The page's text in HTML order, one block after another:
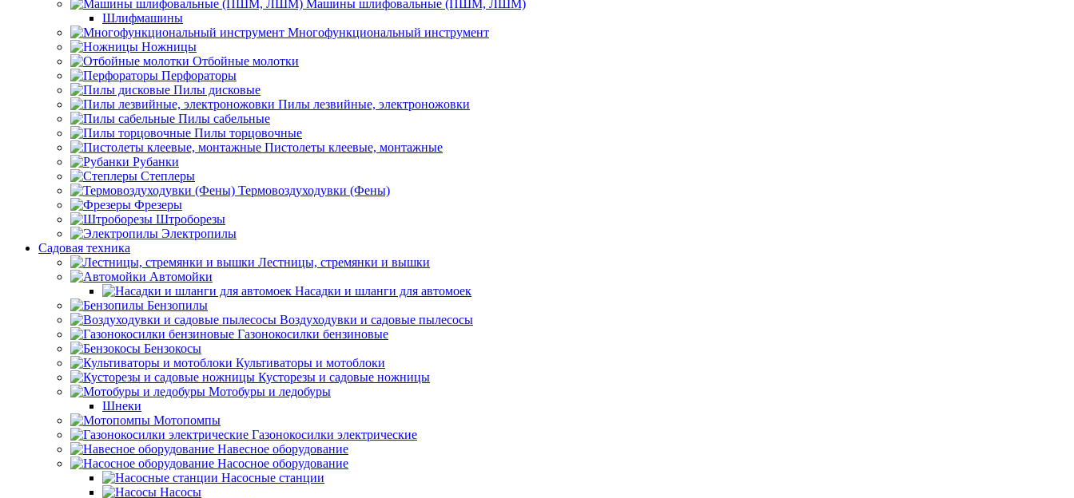
Машины шлифовальные (ПШМ, ЛШМ)
Шлифмашины
Многофункциональный инструмент
Ножницы
Отбойные молотки
Перфораторы
Пилы дисковые
Пилы лезвийные, электроножовки
Пилы сабельные
Пилы торцовочные
Пистолеты клеевые, монтажные
Рубанки
Степлеры
Термовоздуходувки (Фены)
Фрезеры
Штроборезы
Электропилы
Садовая техника
Лестницы, стремянки и вышки
Автомойки
Насадки и шланги для автомоек
Бензопилы
Воздуходувки и садовые пылесосы
Газонокосилки бензиновые
Бензокосы
Культиваторы и мотоблоки
Кусторезы и садовые ножницы
Мотобуры и ледобуры
Шнеки
Мотопомпы
Газонокосилки электрические
Навесное оборудование
Насосное оборудование
Насосные станции
Насосы